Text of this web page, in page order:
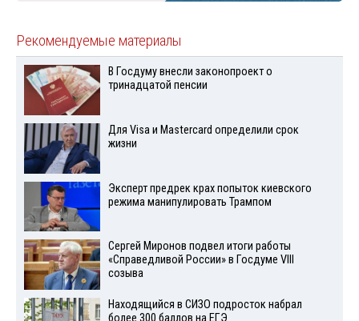
Рекомендуемые материалы
В Госдуму внесли законопроект о
тринадцатой пенсии
Для Visа и Mastercard определили срок
жизни
Эксперт предрек крах попыток киевского
режима манипулировать Трампом
Сергей Миронов подвел итоги работы
«Справедливой России» в Госдуме VIII
созыва
Находящийся в СИЗО подросток набрал
более 300 баллов на ЕГЭ